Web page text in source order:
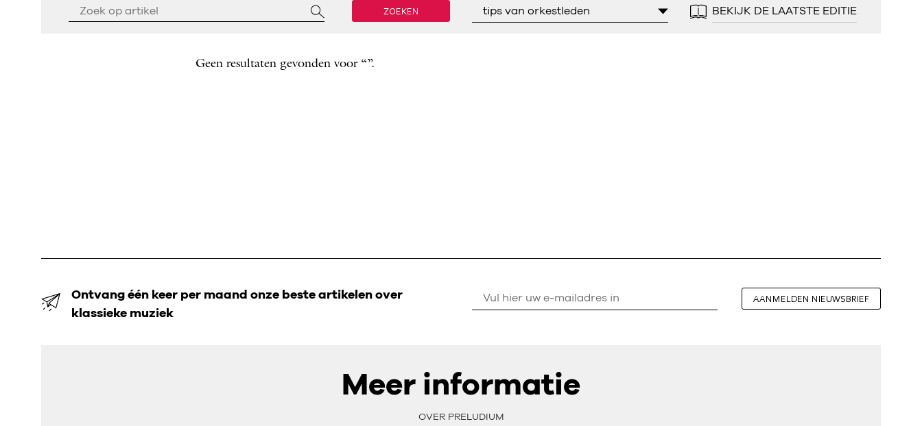
ZOEKEN tips van orkestleden BEKIJK DE LAATSTE EDITIE
Geen resultaten gevonden voor “”.
Ontvang één keer per maand onze beste artikelen over
klassieke muziek
AANMELDEN NIEUWSBRIEF
Meer informatie
OVER PRELUDIUM